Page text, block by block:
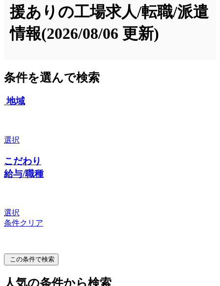
援ありの工場求人/転職/派遣
情報(2026/08/06 更新)
条件を選んで検索
地域
選択
こだわり
給与/職種
選択
条件クリア
この条件で検索
人気の条件から検索